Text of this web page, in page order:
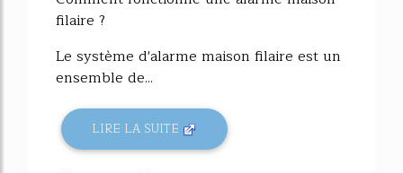
filaire ?
Le système d'alarme maison filaire est un
ensemble de...
LIRE LA SUITE